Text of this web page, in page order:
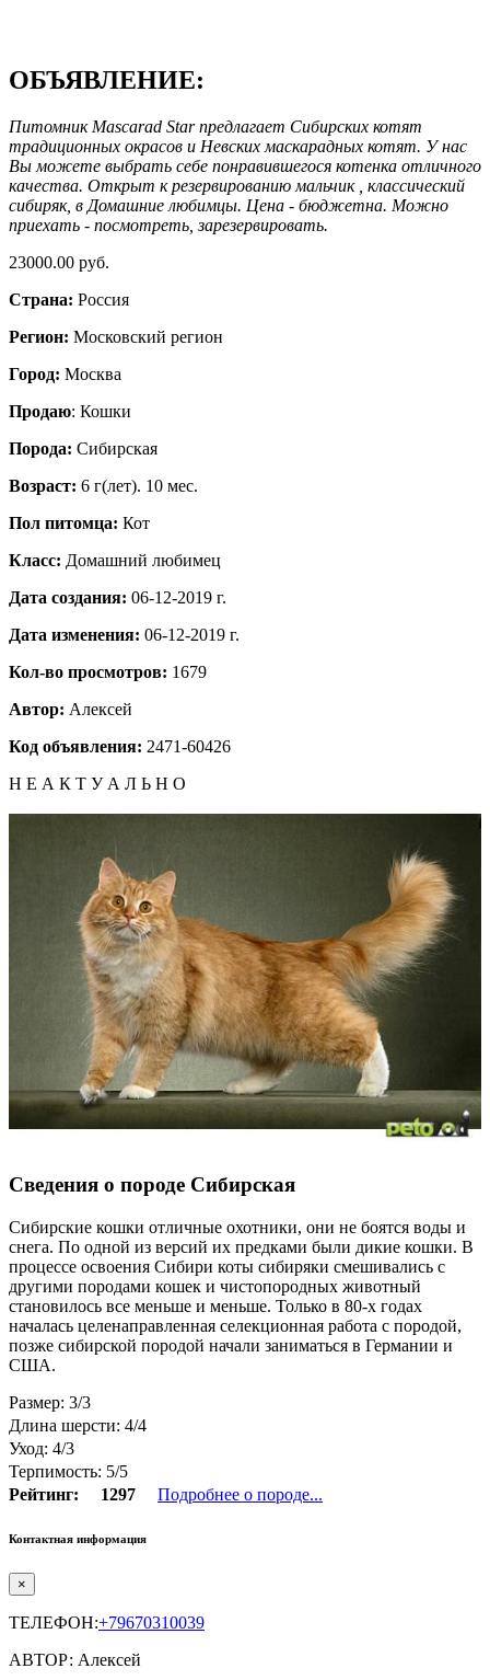
ОБЪЯВЛЕНИЕ:
Питомник Mascarad Star предлагает Сибирских котят
традиционных окрасов и Невских маскарадных котят. У нас
Вы можете выбрать себе понравившегося котенка отличного
качества. Открыт к резервированию мальчик , классический
сибиряк, в Домашние любимцы. Цена - бюджетна. Можно
приехать - посмотреть, зарезервировать.
23000.00 руб.
Страна: Россия
Регион: Московский регион
Город: Москва
Продаю: Кошки
Порода: Сибирская
Возраст: 6 г(лет). 10 мес.
Пол питомца: Кот
Класс: Домашний любимец
Дата создания: 06-12-2019 г.
Дата изменения: 06-12-2019 г.
Кол-во просмотров: 1679
Автор: Алексей
Код объявления: 2471-60426
Н Е А К Т У А Л Ь Н О
Сведения о породе Сибирская
Сибирские кошки отличные охотники, они не боятся воды и
снега. По одной из версий их предками были дикие кошки. В
процессе освоения Сибири коты сибиряки смешивались с
другими породами кошек и чистопородных животный
становилось все меньше и меньше. Только в 80-х годах
началась целенаправленная селекционная работа с породой,
позже сибирской породой начали заниматься в Германии и
США.
Размер: 3/3
Длина шерсти: 4/4
Уход: 4/3
Терпимость: 5/5
Рейтинг:
1297 Подробнее о породе...
Контактная информация
×
ТЕЛЕФОН:+79670310039
АВТОР: Алексей